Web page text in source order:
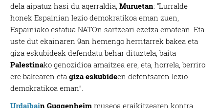
dela aipatuz hasi du agerraldia,Muruetan: “Lurralde
honek Espainian lezio demokratikoa eman zuen,
Espainiako estatua NATOn sartzeari ezetza ematean. Eta
uste dut ekainaren 9an hemengo herritarrek bakea eta
giza eskubideak defendatu behar dituztela, baita
Palestinako genozidioa amaitzea ere, eta, horrela, berriro
ere bakearen etagiza eskubideen defentsaren lezio
demokratikoa eman”.
Urdaibain Guggenheim museoa eraikitzearen kontra